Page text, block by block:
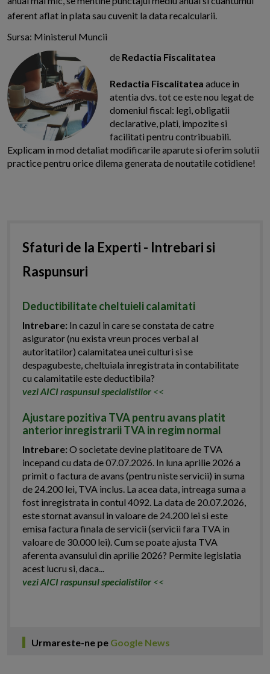
aferent aflat in plata sau cuvenit la data recalcularii.
Sursa: Ministerul Muncii
de Redactia Fiscalitatea
Redactia Fiscalitatea aduce in
atentia dvs. tot ce este nou legat de
domeniul fiscal: legi, obligatii
declarative, plati, impozite si
facilitati pentru contribuabili.
Explicam in mod detaliat modificarile aparute si oferim solutii
practice pentru orice dilema generata de noutatile cotidiene!
Sfaturi de la Experti - Intrebari si
Raspunsuri
Deductibilitate cheltuieli calamitati
Intrebare: In cazul in care se constata de catre
asigurator (nu exista vreun proces verbal al
autoritatilor) calamitatea unei culturi si se
despagubeste, cheltuiala inregistrata in contabilitate
cu calamitatile este deductibila?
vezi AICI raspunsul specialistilor <<
Ajustare pozitiva TVA pentru avans platit
anterior inregistrarii TVA in regim normal
Intrebare:O societate devine platitoare de TVA
incepand cu data de 07.07.2026. In luna aprilie 2026 a
primit o factura de avans (pentru niste servicii) in suma
de 24.200 lei, TVA inclus. La acea data, intreaga suma a
fost inregistrata in contul 4092. La data de 20.07.2026,
este stornat avansul in valoare de 24.200 lei si este
emisa factura finala de servicii (servicii fara TVA in
valoare de 30.000 lei). Cum se poate ajusta TVA
aferenta avansului din aprilie 2026? Permite legislatia
acest lucru si, daca...
vezi AICI raspunsul specialistilor <<
Urmareste-ne pe Google News